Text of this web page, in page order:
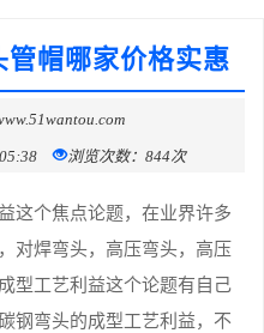
帽哪家价格实惠
浏览次数：844次
这个焦点论题，在业界许多
对焊弯头，高压弯头，高压
型工艺利益这个论题有自己
钢弯头的成型工艺利益，不